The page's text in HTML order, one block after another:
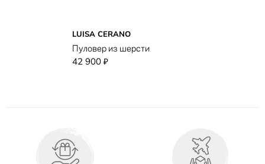
LUISA CERANO
Пуловер из шерсти
42 900 ₽